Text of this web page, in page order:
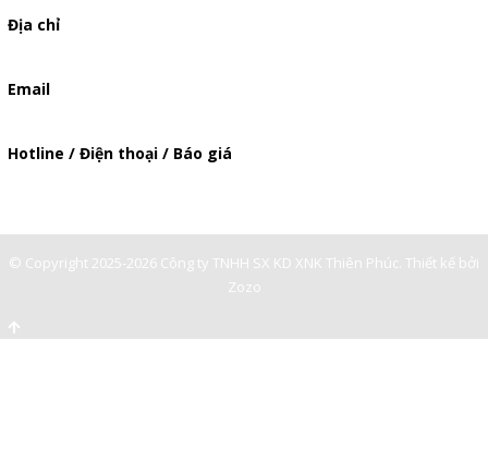
Địa chỉ
Email
Hotline / Điện thoại / Báo giá
© Copyright 2025-2026 Công ty TNHH SX KD XNK Thiên Phúc. Thiết kế bởi
Zozo